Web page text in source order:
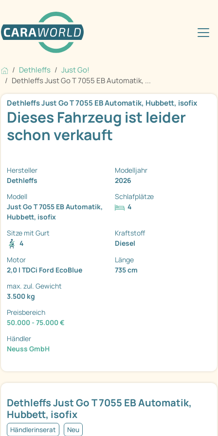
Dethleffs
Just Go!
Dethleffs Just Go T 7055 EB Automatik, ...
Dethleffs Just Go T 7055 EB Automatik,
Hubbett, isofix
Händlerinserat Neu
Dethleffs Just Go T 7055 EB Automatik, Hubbett, isofix
Dieses Fahrzeug ist leider
schon verkauft
Hersteller
Dethleffs
Modelljahr
2026
Modell
Just Go T 7055 EB Automatik,
Hubbett, isofix
Schlafplätze
4
Sitze mit Gurt
4
Kraftstoff
Diesel
Motor
2,0 l TDCi Ford EcoBlue
Länge
735 cm
max. zul. Gewicht
3.500 kg
Preisbereich
50.000 - 75.000 €
Händler
Neuss GmbH